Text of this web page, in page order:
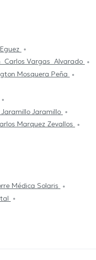
Carlos Vargas Alvarado
Mosquera Peña
Jaramillo Jaramillo
Marquez Zevallos
Médica Solaris